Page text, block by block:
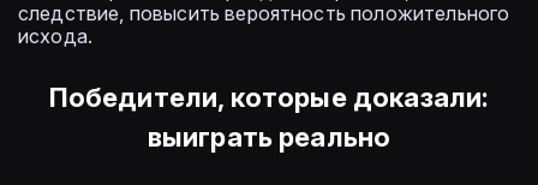
следствие, повысить вероятность положительного
исхода.
Победители, которые доказали:
выиграть реально